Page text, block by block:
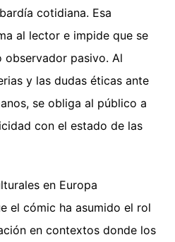
cotidiana. Esa
al lector e impide que se
observador pasivo. Al
y las dudas éticas ante
se obliga al público a
con el estado de las
en Europa
el cómic ha asumido el rol
en contextos donde los